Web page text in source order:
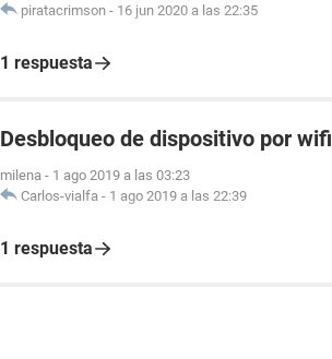
piratacrimson - 16 jun 2020 a las 22:35
1 respuesta
Desbloqueo de dispositivo por wifi
milena - 1 ago 2019 a las 03:23
Carlos-vialfa - 1 ago 2019 a las 22:39
1 respuesta